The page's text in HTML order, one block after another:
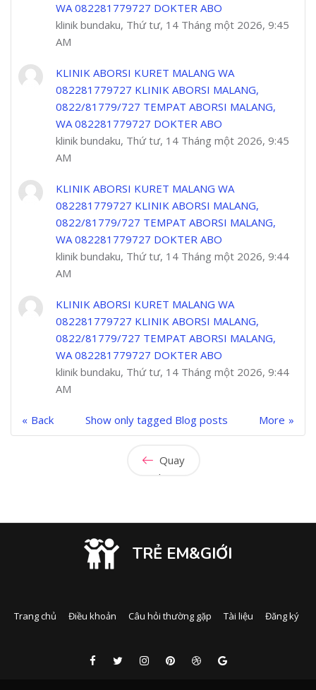
WA 082281779727 DOKTER ABO
klinik bundaku, Thứ tư, 14 Tháng một 2026, 9:45
AM
KLINIK ABORSI KURET MALANG WA
082281779727 KLINIK ABORSI MALANG,
0822/81779/727 TEMPAT ABORSI MALANG,
WA 082281779727 DOKTER ABO
klinik bundaku, Thứ tư, 14 Tháng một 2026, 9:45
AM
KLINIK ABORSI KURET MALANG WA
082281779727 KLINIK ABORSI MALANG,
0822/81779/727 TEMPAT ABORSI MALANG,
WA 082281779727 DOKTER ABO
klinik bundaku, Thứ tư, 14 Tháng một 2026, 9:44
AM
KLINIK ABORSI KURET MALANG WA
082281779727 KLINIK ABORSI MALANG,
0822/81779/727 TEMPAT ABORSI MALANG,
WA 082281779727 DOKTER ABO
klinik bundaku, Thứ tư, 14 Tháng một 2026, 9:44
AM
Back More
Show only tagged Blog posts
Quay
lại
TRẺ EM&GIỚI
Trang chủ Điều khoản Câu hỏi thường gặp Tài liệu Đăng ký